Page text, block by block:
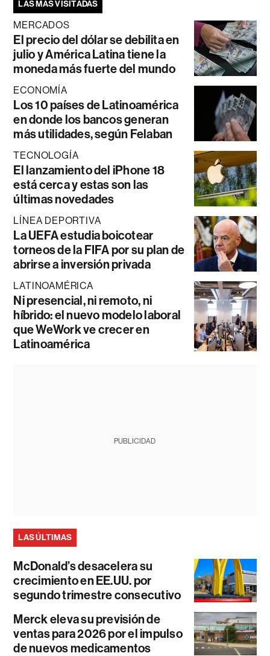
LAS MÁS VISITADAS
MERCADOS
El precio del dólar se debilita en
julio y América Latina tiene la
moneda más fuerte del mundo
ECONOMÍA
Los 10 países de Latinoamérica
en donde los bancos generan
más utilidades, según Felaban
TECNOLOGÍA
El lanzamiento del iPhone 18
está cerca y estas son las
últimas novedades
LÍNEA DEPORTIVA
La UEFA estudia boicotear
torneos de la FIFA por su plan de
abrirse a inversión privada
LATINOAMÉRICA
Ni presencial, ni remoto, ni
híbrido: el nuevo modelo laboral
que WeWork ve crecer en
Latinoamérica
PUBLICIDAD
LAS ÚLTIMAS
McDonald’s desacelera su
crecimiento en EE.UU. por
segundo trimestre consecutivo
Merck eleva su previsión de
ventas para 2026 por el impulso
de nuevos medicamentos